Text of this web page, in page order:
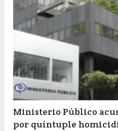
Ministerio Público
por quíntuple